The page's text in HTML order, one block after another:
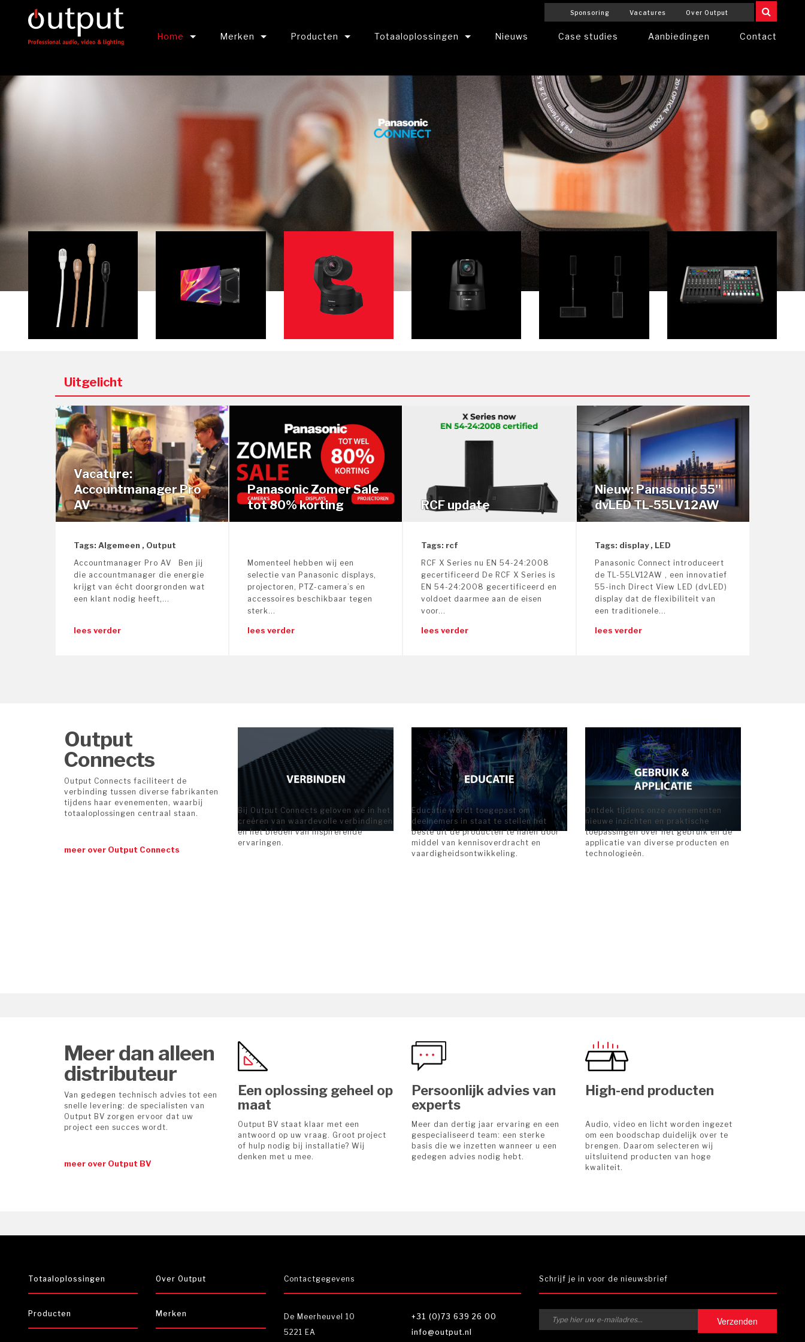
Sponsoring Vacatures Over Output
Home
Output Webinars
Merken
Shure
Canon
RCF Audio
Roland Pro A/V
Hikvision LED Displays
DPA Microphones
SLV Verlichting
Berla Lighting
Waves System (ID-AL)
JBL Pro
Streamit
NAD Electronics
Bowers & Wilkins
Dateq
Denon
Marantz
Elation Lighting
dnp screens
Digital Forecast-Bridge
Onelan Digital Signage
Producten
Camera's
Projector lenzen
Luidsprekers
Displays & projectieschermen
Audio mixers
Video mixers
Verlichting
Converters
Beugels en brackets
Totaaloplossingen
Digital signage
Conferentie techniek
Verhuur oplossingen
Hospitality
Retail
Video mapping / Blending
Nieuws Case studies Aanbiedingen Contact
Uitgelicht
Vacature:
Accountmanager Pro
AV
Tags: Algemeen , Output
Accountmanager Pro AV Ben jij
die accountmanager die energie
krijgt van écht doorgronden wat
een klant nodig heeft,...
lees verder
Panasonic Zomer Sale
tot 80% korting
Momenteel hebben wij een
selectie van Panasonic displays,
projectoren, PTZ-camera’s en
accessoires beschikbaar tegen
sterk...
lees verder
RCF update
Tags: rcf
RCF X Series nu EN 54-24:2008
gecertificeerd De RCF X Series is
EN 54-24:2008 gecertificeerd en
voldoet daarmee aan de eisen
voor...
lees verder
Nieuw: Panasonic 55''
dvLED TL-55LV12AW
Tags: display , LED
Panasonic Connect introduceert
de TL-55LV12AW , een innovatief
55-inch Direct View LED (dvLED)
display dat de flexibiliteit van
een traditionele...
lees verder
Output
Connects
Output Connects faciliteert de
verbinding tussen diverse fabrikanten
tijdens haar evenementen, waarbij
totaaloplossingen centraal staan.
meer over Output Connects
Bij Output Connects geloven we in het
creëren van waardevolle verbindingen
en het bieden van inspirerende
ervaringen.
Educatie wordt toegepast om
deelnemers in staat te stellen het
beste uit de producten te halen door
middel van kennisoverdracht en
vaardigheidsontwikkeling.
Ontdek tijdens onze evenementen
nieuwe inzichten en praktische
toepassingen over het gebruik en de
applicatie van diverse producten en
technologieën.
Meer dan alleen
distributeur
Van gedegen technisch advies tot een
snelle levering: de specialisten van
Output BV zorgen ervoor dat uw
project een succes wordt.
meer over Output BV
Een oplossing geheel op
maat
Output BV staat klaar met een
antwoord op uw vraag. Groot project
of hulp nodig bij installatie? Wij
denken met u mee.
Persoonlijk advies van
experts
Meer dan dertig jaar ervaring en een
gespecialiseerd team: een sterke
basis die we inzetten wanneer u een
gedegen advies nodig hebt.
High-end producten
Audio, video en licht worden ingezet
om een boodschap duidelijk over te
brengen. Daarom selecteren wij
uitsluitend producten van hoge
kwaliteit.
Totaaloplossingen Over Output
Producten Merken
Contactgegevens
De Meerheuvel 10
5221 EA
+31 (0)73 639 26 00
info@output.nl
Schrijf je in voor de nieuwsbrief
Verzenden